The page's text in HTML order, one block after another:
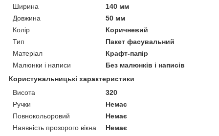
Ширина
140 мм
Довжина
50 мм
Колір
Коричневий
Тип
Пакет фасувальний
Матеріал
Крафт-папір
Малюнки і написи
Без малюнків і написів
Користувальницькі характеристики
Висота
320
Ручки
Немає
Повнокольоровий
Немає
Наявність прозорого вікна
Немає